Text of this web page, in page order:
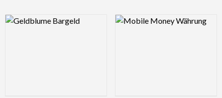
Logo Preview Image Logo Preview Image